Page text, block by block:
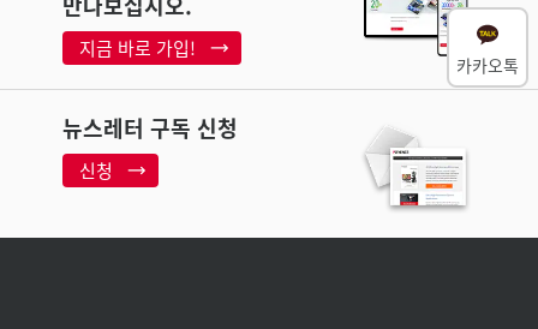
지금 바로 가입!
뉴스레터 구독 신청
신청
카카오톡